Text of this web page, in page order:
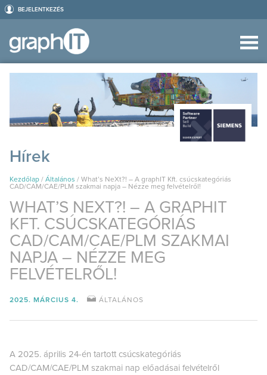
BEJELENTKEZÉS
Hírek
Kezdőlap / Általános / What’s NeXt?! – A graphIT Kft. csúcskategóriás
CAD/CAM/CAE/PLM szakmai napja – Nézze meg felvételről!
WHAT’S NEXT?! – A GRAPHIT
KFT. CSÚCSKATEGÓRIÁS
CAD/CAM/CAE/PLM SZAKMAI
NAPJA – NÉZZE MEG
FELVÉTELRŐL!
2025. MÁRCIUS 4. ÁLTALÁNOS
A 2025. április 24-én tartott csúcskategóriás
CAD/CAM/CAE/PLM szakmai nap előadásai felvételről